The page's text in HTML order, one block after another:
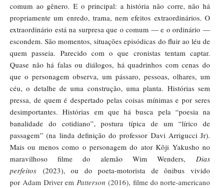
comum ao gênero. E o principal: a história não corre, não há
propriamente um enredo, trama, nem efeitos extraordinários. O
extraordinário está na surpresa que o comum — e o ordinário —
escondem. São momentos, situações episódicas do fluir ao léu de
quem passeia. Parecido com o que cronistas tentam captar.
Quase não há falas ou diálogos, há quadrinhos com cenas do
que o personagem observa, um pássaro, pessoas, olhares, um
céu, o detalhe de uma construção, uma planta. Histórias sem
pressa, de quem é despertado pelas coisas mínimas e por seres
desimportantes. Histórias em que há busca pela “poesia na
banalidade do cotidiano”, postura típica de um “lírico de
passagem” (na linda definição do professor Davi Arrigucci Jr).
Mais ou menos como o personagem do ator Kōji Yakusho no
maravilhoso filme do alemão Wim Wenders, Dias
perfeitos (2023), ou do poeta-motorista de ônibus vivido
porAdam Driver em Patterson(2016), filme do norte-americano